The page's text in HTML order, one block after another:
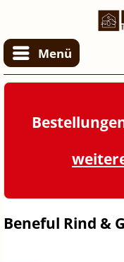
Menü
Beneful Rind &